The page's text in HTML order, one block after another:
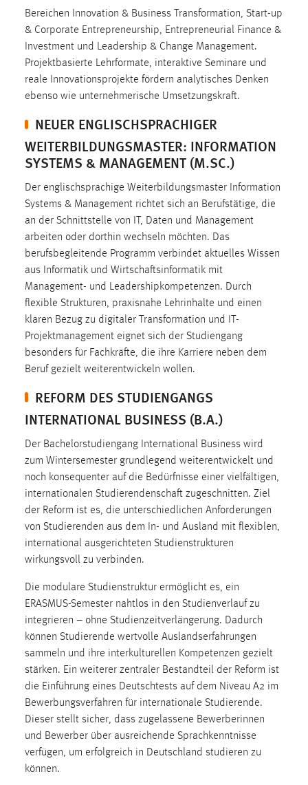
Bereichen Innovation & Business Transformation, Start-up
& Corporate Entrepreneurship, Entrepreneurial Finance &
Investment und Leadership & Change Management.
Projektbasierte Lehrformate, interaktive Seminare und
reale Innovationsprojekte fördern analytisches Denken
ebenso wie unternehmerische Umsetzungskraft.
NEUER ENGLISCHSPRACHIGER
WEITERBILDUNGSMASTER: INFORMATION
SYSTEMS & MANAGEMENT (M.SC.)
Der englischsprachige Weiterbildungsmaster Information
Systems & Management richtet sich an Berufstätige, die
an der Schnittstelle von IT, Daten und Management
arbeiten oder dorthin wechseln möchten. Das
berufsbegleitende Programm verbindet aktuelles Wissen
aus Informatik und Wirtschaftsinformatik mit
Management- und Leadershipkompetenzen. Durch
flexible Strukturen, praxisnahe Lehrinhalte und einen
klaren Bezug zu digitaler Transformation und IT-
Projektmanagement eignet sich der Studiengang
besonders für Fachkräfte, die ihre Karriere neben dem
Beruf gezielt weiterentwickeln wollen.
REFORM DES STUDIENGANGS
INTERNATIONAL BUSINESS (B.A.)
Der Bachelorstudiengang International Business wird
zum Wintersemester grundlegend weiterentwickelt und
noch konsequenter auf die Bedürfnisse einer vielfältigen,
internationalen Studierendenschaft zugeschnitten. Ziel
der Reform ist es, die unterschiedlichen Anforderungen
von Studierenden aus dem In- und Ausland mit flexiblen,
international ausgerichteten Studienstrukturen
wirkungsvoll zu verbinden.
Die modulare Studienstruktur ermöglicht es, ein
ERASMUS-Semester nahtlos in den Studienverlauf zu
integrieren – ohne Studienzeitverlängerung. Dadurch
können Studierende wertvolle Auslandserfahrungen
sammeln und ihre interkulturellen Kompetenzen gezielt
stärken. Ein weiterer zentraler Bestandteil der Reform ist
die Einführung eines Deutschtests auf dem Niveau A2 im
Bewerbungsverfahren für internationale Studierende.
Dieser stellt sicher, dass zugelassene Bewerberinnen
und Bewerber über ausreichende Sprachkenntnisse
verfügen, um erfolgreich in Deutschland studieren zu
können.
Cookie Laufzeit:
Max. 13 Monate
MARKETING
verwendet, um personalisierte Werbung anzuzeigen.
Sie tun dies, indem sie Besucher über Websites
hinweg verfolgen.
Google Ads
Name:
_gcl_au
Anbieter:
Google Ireland Limited
Zweck:
Conversion-Tracking
Cookie Laufzeit:
3 Monate
Facebook Pixel
_fbp
Anbieter:
Zweck:
Conversion-Tracking
Cookie Laufzeit:
3 Monate
EXTERNE MEDIEN
Um Inhalte von Videoplattformen und Social Media
Plattformen anzeigen zu können, werden von diesen
YouTube
Vimeo